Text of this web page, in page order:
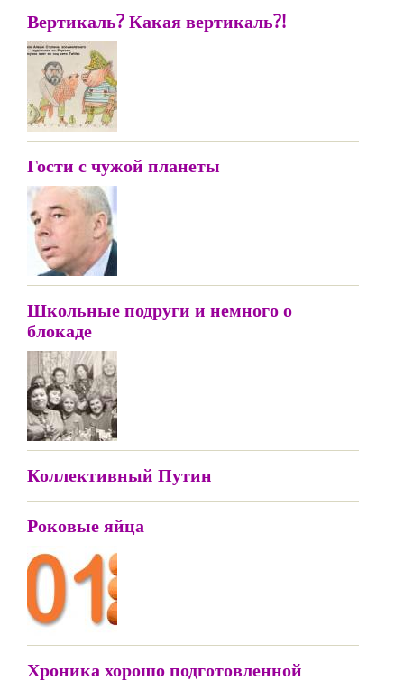
Вертикаль? Какая вертикаль?!
Гости с чужой планеты
Школьные подруги и немного о
блокаде
Коллективный Путин
Роковые яйца
Хроника хорошо подготовленной